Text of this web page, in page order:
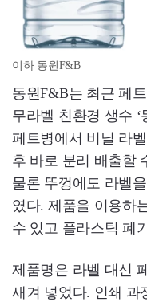
이하 동원F&B
동원F&B는 최근 페
무라벨 친환경 생수
페트병에서 비닐 라
후 바로 분리 배출할
물론 뚜껑에도 라벨
였다. 제품을 이용하
수 있고 플라스틱 폐
제품명은 라벨 대신
새겨 넣었다. 인쇄 과